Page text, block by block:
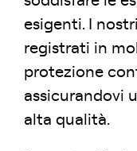
esigenti. I
registrati in
protezione
assicurandovi
alta qualità.